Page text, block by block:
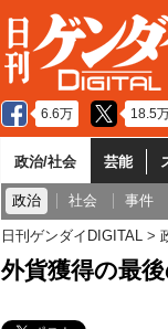
6.6万 18.5
政治/社会 芸能
政治 社会 事件
日刊ゲンダイDIGITAL
外貨獲得の最